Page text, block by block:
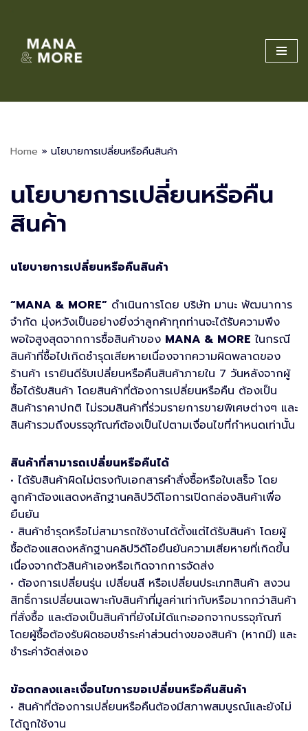
Skip
to
Home » นโยบายการเปลี่ยนหรือคืนสินค้า
นโยบายการเปลี่ยนหรือคืน
สินค้า
นโยบายการเปลี่ยนหรือคืนสินค้า
“MANA & MORE” ดำเนินการโดย บริษัท มานะ พัฒนาการ
จำกัด มุ่งหวังเป็นอย่างยิ่งว่าลูกค้าทุกท่านจะได้รับความพึง
พอใจสูงสุดจากการซื้อสินค้าของ MANA & MORE ในกรณี
สินค้าที่ซื้อไปเกิดชำรุดเสียหายเนื่องจากความผิดพลาดของ
ร้านค้า เรายินดีรับเปลี่ยนหรือคืนสินค้าภายใน 7 วันหลังจากผู้
ซื้อได้รับสินค้า โดยสินค้าที่ต้องการเปลี่ยนหรือคืน ต้องเป็น
สินค้าราคาปกติ ไม่รวมสินค้าที่ร่วมรายการขายพิเศษต่างๆ และ
สินค้ารวมถึงบรรจุภัณฑ์ต้องเป็นไปตามเงื่อนไขที่กำหนดเท่านั้น
สินค้าที่สามารถเปลี่ยนหรือคืนได้
• ได้รับสินค้าผิดไม่ตรงกับเอกสารคำสั่งซื้อหรือใบเสร็จ โดย
ลูกค้าต้องแสดงหลักฐานคลิปวิดีโอการเปิดกล่องสินค้าเพื่อ
ยืนยัน
• สินค้าชำรุดหรือไม่สามารถใช้งานได้ตั้งแต่ได้รับสินค้า โดยผู้
ซื้อต้องแสดงหลักฐานคลิปวิดีโอยืนยันความเสียหายที่เกิดขึ้น
เนื่องจากตัวสินค้าเองหรือเกิดจากการจัดส่ง
• ต้องการเปลี่ยนรุ่น เปลี่ยนสี หรือเปลี่ยนประเภทสินค้า สงวน
สิทธิ์การเปลี่ยนเฉพาะกับสินค้าที่มูลค่าเท่ากับหรือมากกว่าสินค้า
ที่สั่งซื้อ และต้องเป็นสินค้าที่ยังไม่ได้แกะออกจากบรรจุภัณฑ์
โดยผู้ซื้อต้องรับผิดชอบชำระค่าส่วนต่างของสินค้า (หากมี) และ
ชำระค่าจัดส่งเอง
ข้อตกลงและเงื่อนไขการขอเปลี่ยนหรือคืนสินค้า
• สินค้าที่ต้องการเปลี่ยนหรือคืนต้องมีสภาพสมบูรณ์และยังไม่
ได้ถูกใช้งาน